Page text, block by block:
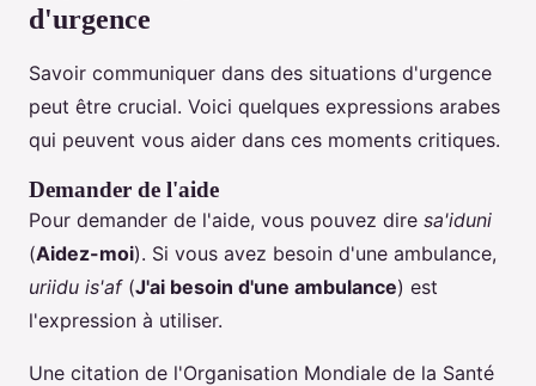
d'urgence
Savoir communiquer dans des situations d'urgence
peut être crucial. Voici quelques expressions arabes
qui peuvent vous aider dans ces moments critiques.
Demander de l'aide
Pour demander de l'aide, vous pouvez dire sa'iduni
(Aidez-moi). Si vous avez besoin d'une ambulance,
uriidu is'af(J'ai besoin d'une ambulance) est
l'expression à utiliser.
Une citation de l'Organisation Mondiale de la Santé